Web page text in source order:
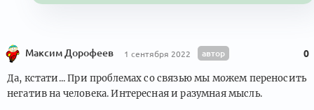
Максим Дорофеев 1 сентября 2022 автор 0
Да, кстати... При проблемах со связью мы можем переносить
негатив на человека. Интересная и разумная мысль.